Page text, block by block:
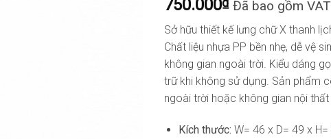
750.000 Đã bao gồm VAT
Sở hữu thiết kế lưng chữ X thanh
Chất liệu nhựa PP bền nhẹ, dễ vệ
không gian ngoài trời. Kiểu dáng
trữ khi không sử dụng. Sản phẩm
ngoài trời hoặc không gian nội thất
Kích thước: W= 46 x D= 49 x